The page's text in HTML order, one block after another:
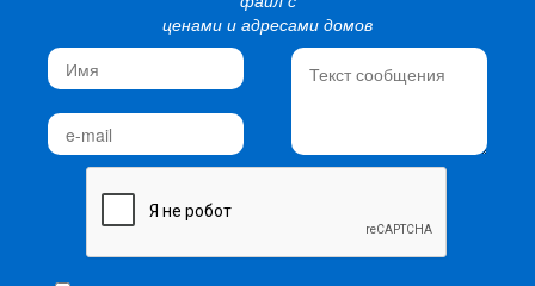
ценами и адресами домов